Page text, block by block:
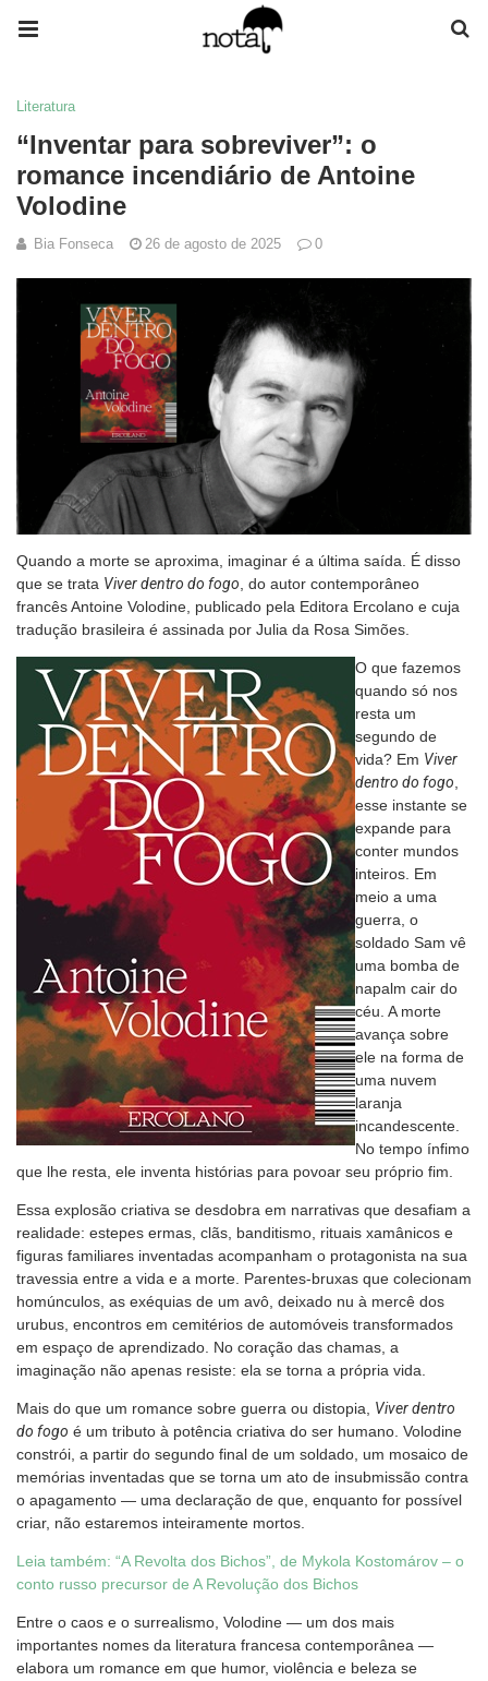
Literatura
“Inventar para sobreviver”: o
romance incendiário de Antoine
Volodine
Bia Fonseca 26 de agosto de 2025 0
Quando a morte se aproxima, imaginar é a última saída. É disso
que se trata Viver dentro do fogo , do autor contemporâneo
francês Antoine Volodine, publicado pela Editora Ercolano e cuja
tradução brasileira é assinada por Julia da Rosa Simões.
O que fazemos
quando só nos
resta um
segundo de
vida? Em Viver
dentro do fogo
esse instante se
expande para
conter mundos
inteiros. Em
meio a uma
guerra, o
soldado Sam vê
uma bomba de
napalm cair do
céu. A morte
avança sobre
ele na forma de
uma nuvem
laranja
incandescente.
No tempo ínfimo
que lhe resta, ele inventa histórias para povoar seu próprio fim.
Essa explosão criativa se desdobra em narrativas que desafiam a
realidade: estepes ermas, clãs, banditismo, rituais xamânicos e
figuras familiares inventadas acompanham o protagonista na sua
travessia entre a vida e a morte. Parentes-bruxas que colecionam
homúnculos, as exéquias de um avô, deixado nu à mercê dos
urubus, encontros em cemitérios de automóveis transformados
em espaço de aprendizado. No coração das chamas, a
imaginação não apenas resiste: ela se torna a própria vida.
Mais do que um romance sobre guerra ou distopia, Viver dentro
do fogo é um tributo à potência criativa do ser humano. Volodine
constrói, a partir do segundo final de um soldado, um mosaico de
memórias inventadas que se torna um ato de insubmissão contra
o apagamento — uma declaração de que, enquanto for possível
criar, não estaremos inteiramente mortos.
Leia também: “A Revolta dos Bichos”, de Mykola Kostomárov – o
conto russo precursor de A Revolução dos Bichos
Entre o caos e o surrealismo, Volodine — um dos mais
importantes nomes da literatura francesa contemporânea —
elabora um romance em que humor, violência e beleza se